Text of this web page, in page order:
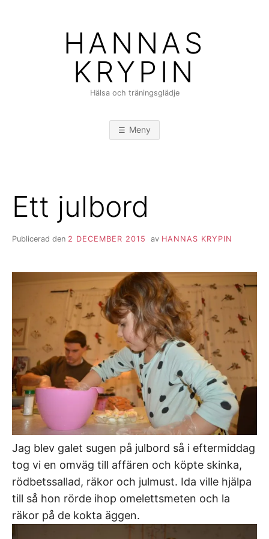
HANNAS
KRYPIN
Hälsa och träningsglädje
Meny
Ett julbord
Publicerad den 2 DECEMBER 2015 av HANNAS KRYPIN
Jag blev galet sugen på julbord så i eftermiddag
tog vi en omväg till affären och köpte skinka,
rödbetssallad, räkor och julmust. Ida ville hjälpa
till så hon rörde ihop omelettsmeten och la
räkor på de kokta äggen.